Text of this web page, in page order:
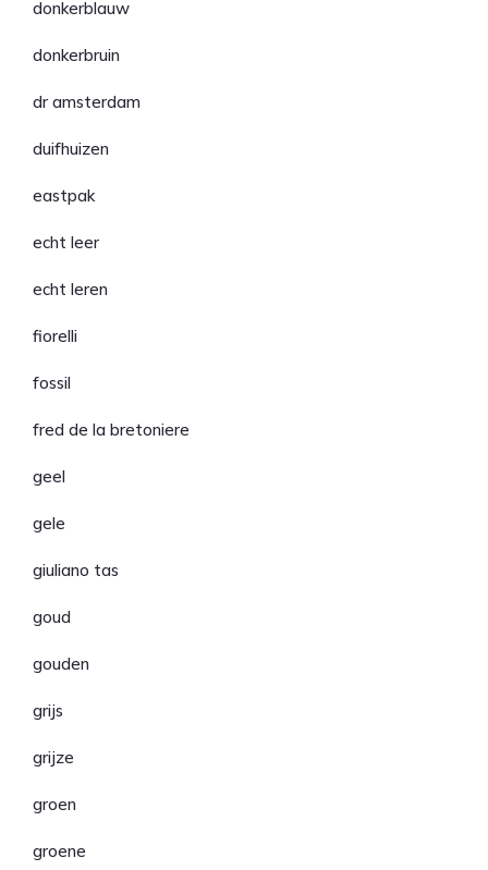
donkerblauw
donkerbruin
dr amsterdam
duifhuizen
eastpak
echt leer
echt leren
fiorelli
fossil
fred de la bretoniere
geel
gele
giuliano tas
goud
gouden
grijs
grijze
groen
groene